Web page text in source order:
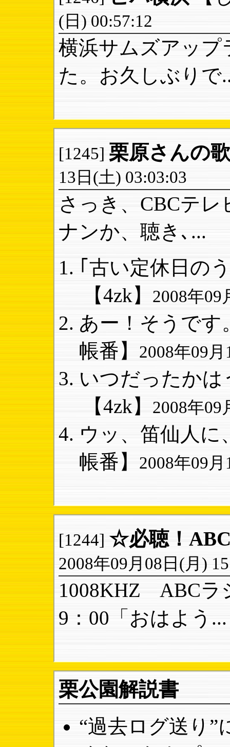
(日) 00:57:12
横浜サムズアッ
た。お久しぶりで
[1245] 栗原さんの
13日(土) 03:03:03
さっき、CBCテ
ナンか、聴き､...
｢古い定休日の
【4zk】
2008年09
あー！そうです
帳番】
2008年09
いつだったかは
【4zk】
2008年09
ウッ、笛仙人に
帳番】
2008年09
[1244] ☆必聴！
2008年09月08日(月)
1008KHZ ABCラ
9：00「おはよう...
栗公園解説書
“過去ログ送り